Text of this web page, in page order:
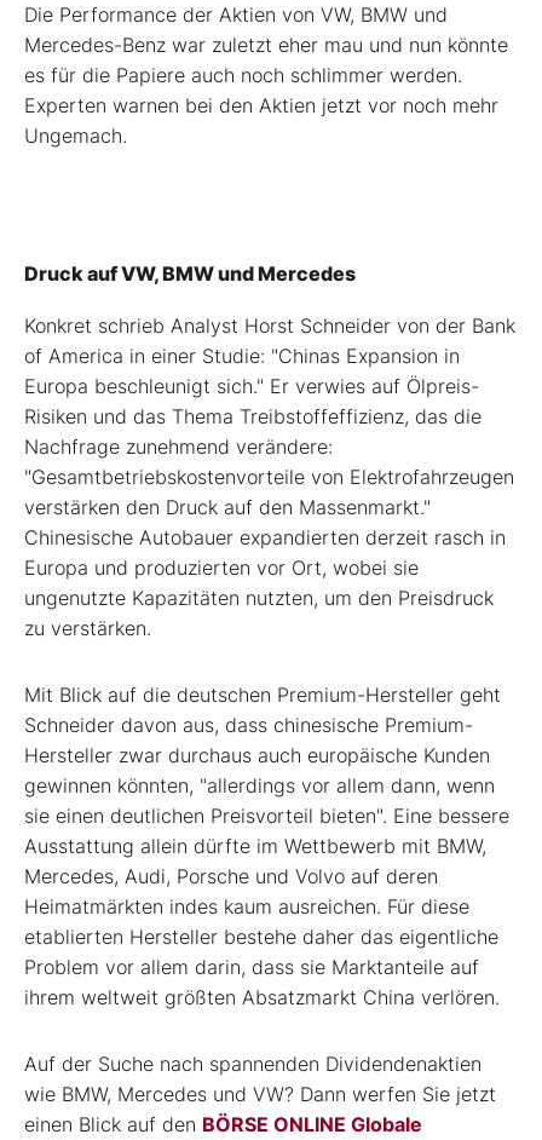
Die Performance der Aktien von VW, BMW und
Mercedes-Benz war zuletzt eher mau und nun könnte
es für die Papiere auch noch schlimmer werden.
Experten warnen bei den Aktien jetzt vor noch mehr
Ungemach.
Druck auf VW, BMW und Mercedes
Konkret schrieb Analyst Horst Schneider von der Bank
of America in einer Studie: "Chinas Expansion in
Europa beschleunigt sich." Er verwies auf Ölpreis-
Risiken und das Thema Treibstoffeffizienz, das die
Nachfrage zunehmend verändere:
"Gesamtbetriebskostenvorteile von Elektrofahrzeugen
verstärken den Druck auf den Massenmarkt."
Chinesische Autobauer expandierten derzeit rasch in
Europa und produzierten vor Ort, wobei sie
ungenutzte Kapazitäten nutzten, um den Preisdruck
zu verstärken.
Mit Blick auf die deutschen Premium-Hersteller geht
Schneider davon aus, dass chinesische Premium-
Hersteller zwar durchaus auch europäische Kunden
gewinnen könnten, "allerdings vor allem dann, wenn
sie einen deutlichen Preisvorteil bieten". Eine bessere
Ausstattung allein dürfte im Wettbewerb mit BMW,
Mercedes, Audi, Porsche und Volvo auf deren
Heimatmärkten indes kaum ausreichen. Für diese
etablierten Hersteller bestehe daher das eigentliche
Problem vor allem darin, dass sie Marktanteile auf
ihrem weltweit größten Absatzmarkt China verlören.
Auf der Suche nach spannenden Dividendenaktien
wie BMW, Mercedes und VW? Dann werfen Sie jetzt
einen Blick auf den BÖRSE ONLINE Globale